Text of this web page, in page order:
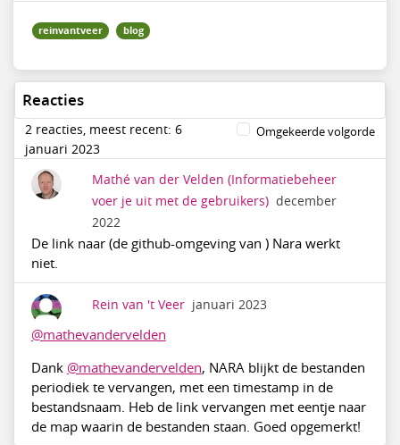
reinvantveer blog
Reacties
2 reacties, meest recent: 6
januari 2023
Omgekeerde volgorde
Mathé van der Velden (Informatiebeheer
voer je uit met de gebruikers) december
2022
De link naar (de github-omgeving van ) Nara werkt
niet.
Rein van 't Veer januari 2023
@mathevandervelden
Dank @mathevandervelden, NARA blijkt de bestanden
periodiek te vervangen, met een timestamp in de
bestandsnaam. Heb de link vervangen met eentje naar
de map waarin de bestanden staan. Goed opgemerkt!